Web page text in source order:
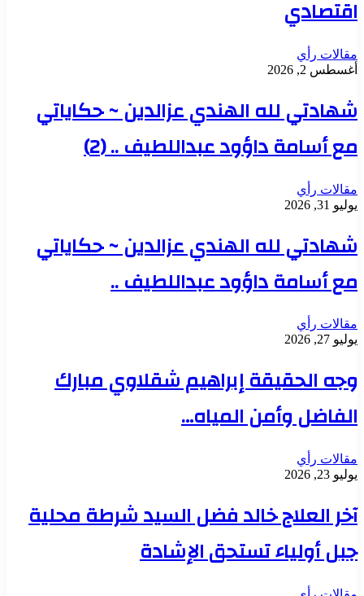
اقتصادي
مقالات رأي
أغسطس 2, 2026
شهادتي لله الهندي عزالدين ~ حكاياتي
مع أسامة داؤود عبداللطيف .. (2)
مقالات رأي
يوليو 31, 2026
شهادتي لله الهندي عزالدين ~ حكاياتي
مع أسامة داؤود عبداللطيف ..
مقالات رأي
يوليو 27, 2026
وجه الحقيقة إبراهيم شقلاوي مبارك
الفاضل وأمن المياه…
مقالات رأي
يوليو 23, 2026
آخر العلاج خالد فضل السيد شرطة محلية
جبل أولياء تستحق الإشادة